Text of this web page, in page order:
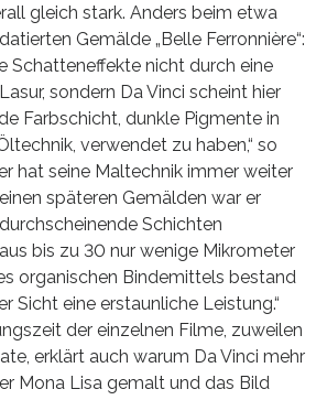
gleich stark. Anders beim etwa
Gemälde „Belle Ferronnière“:
Schatteneffekte nicht durch eine
sondern Da Vinci scheint hier
Farbschicht, dunkle Pigmente in
verwendet zu haben,“ so
hat seine Maltechnik immer weiter
späteren Gemälden war er
Schichten
bis zu 30 nur wenige Mikrometer
organischen Bindemittels bestand
Sicht eine erstaunliche Leistung.“
der einzelnen Filme, zuweilen
erklärt auch warum Da Vinci mehr
Mona Lisa gemalt und das Bild